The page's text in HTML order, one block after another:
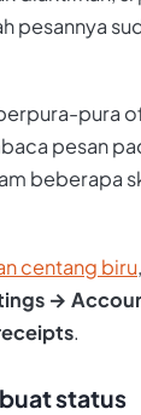
pesannya
pura
pesan
beberapa
centang biru
→
.
status